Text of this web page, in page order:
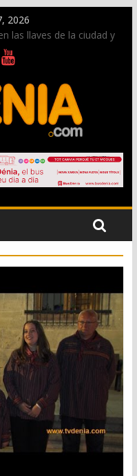
2026
las llaves de la ciudad y
Entraeta Festera
más de 50.000 imágenes
la calle Marqués de
Cristiana
durante agosto a
en los Jardins de